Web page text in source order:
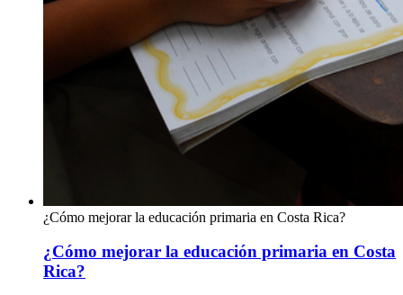
¿Cómo mejorar la educación primaria en Costa Rica?
¿Cómo mejorar la educación primaria en Costa
Rica?